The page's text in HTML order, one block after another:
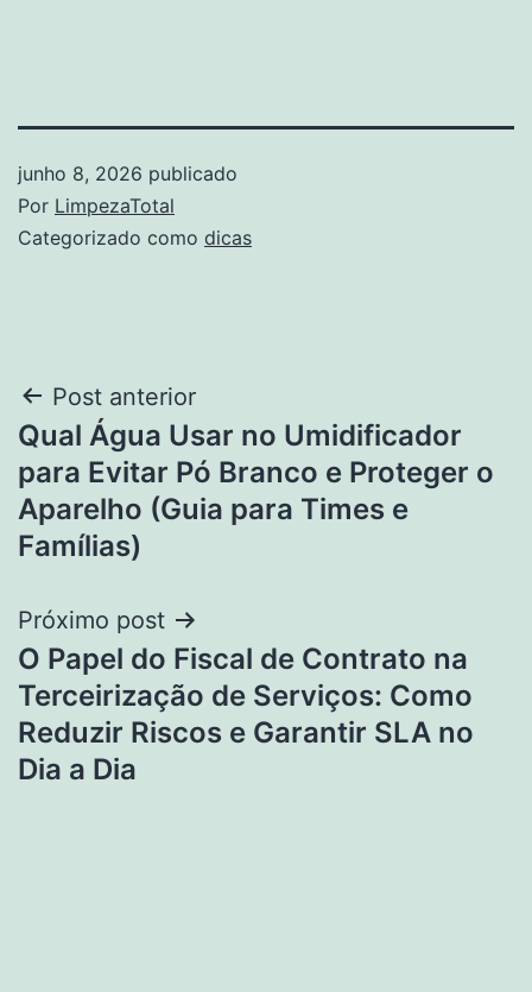
junho 8, 2026 publicado
Por LimpezaTotal
Categorizado como dicas
Navegação
de
Post
Post anterior
Qual Água Usar no Umidificador
para Evitar Pó Branco e Proteger o
Aparelho (Guia para Times e
Famílias)
Próximo post
O Papel do Fiscal de Contrato na
Terceirização de Serviços: Como
Reduzir Riscos e Garantir SLA no
Dia a Dia